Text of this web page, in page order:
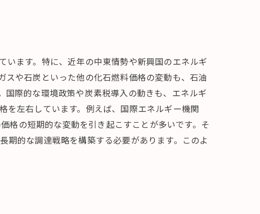
ます。特に、近年の中東情勢や新興国のエネルギ
や石炭といった他の化石燃料価格の変動も、石油
際的な環境政策や炭素税導入の動きも、エネルギ
を左右しています。例えば、国際エネルギー機関
格の短期的な変動を引き起こすことが多いです。そ
的な調達戦略を構築する必要があります。このよ